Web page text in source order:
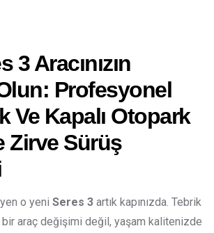
3 Aracınızın
Profesyonel
Ve Kapalı Otopark
Zirve Sürüş
o yeni Seres 3 artık kapınızda. Tebrik
araç değişimi değil, yaşam kalitenizde